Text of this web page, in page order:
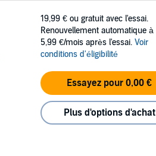
19,99 € ou gratuit avec l'essai.
Renouvellement automatique à
5,99 €/mois après l'essai. Voir
conditions d'éligibilité
Essayez pour 0,00 €
Plus d'options d'achat